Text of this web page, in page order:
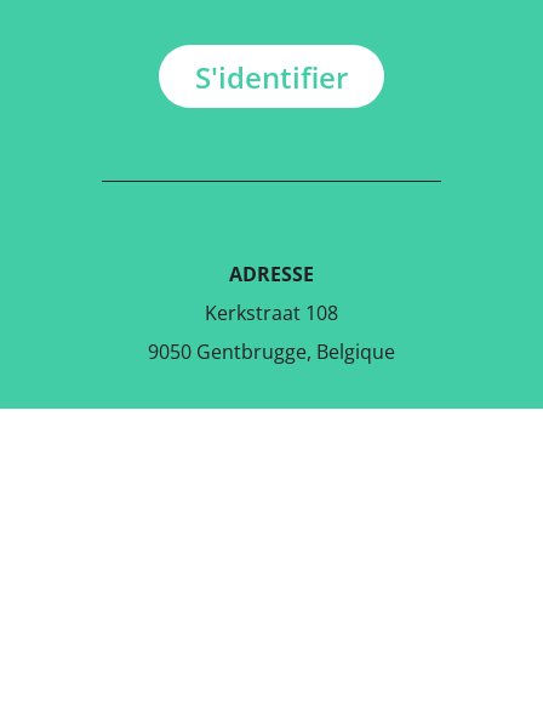
S'identifier
ADRESSE
Kerkstraat 108
9050 Gentbrugge, Belgique